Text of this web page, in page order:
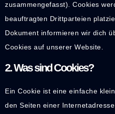
zusammengefasst). Cookies
beauftragten Drittparteien
Dokument informieren wir dich
Cookies auf unserer Website.
2. Was sind Cookies?
Ein Cookie ist eine einfache
den Seiten einer